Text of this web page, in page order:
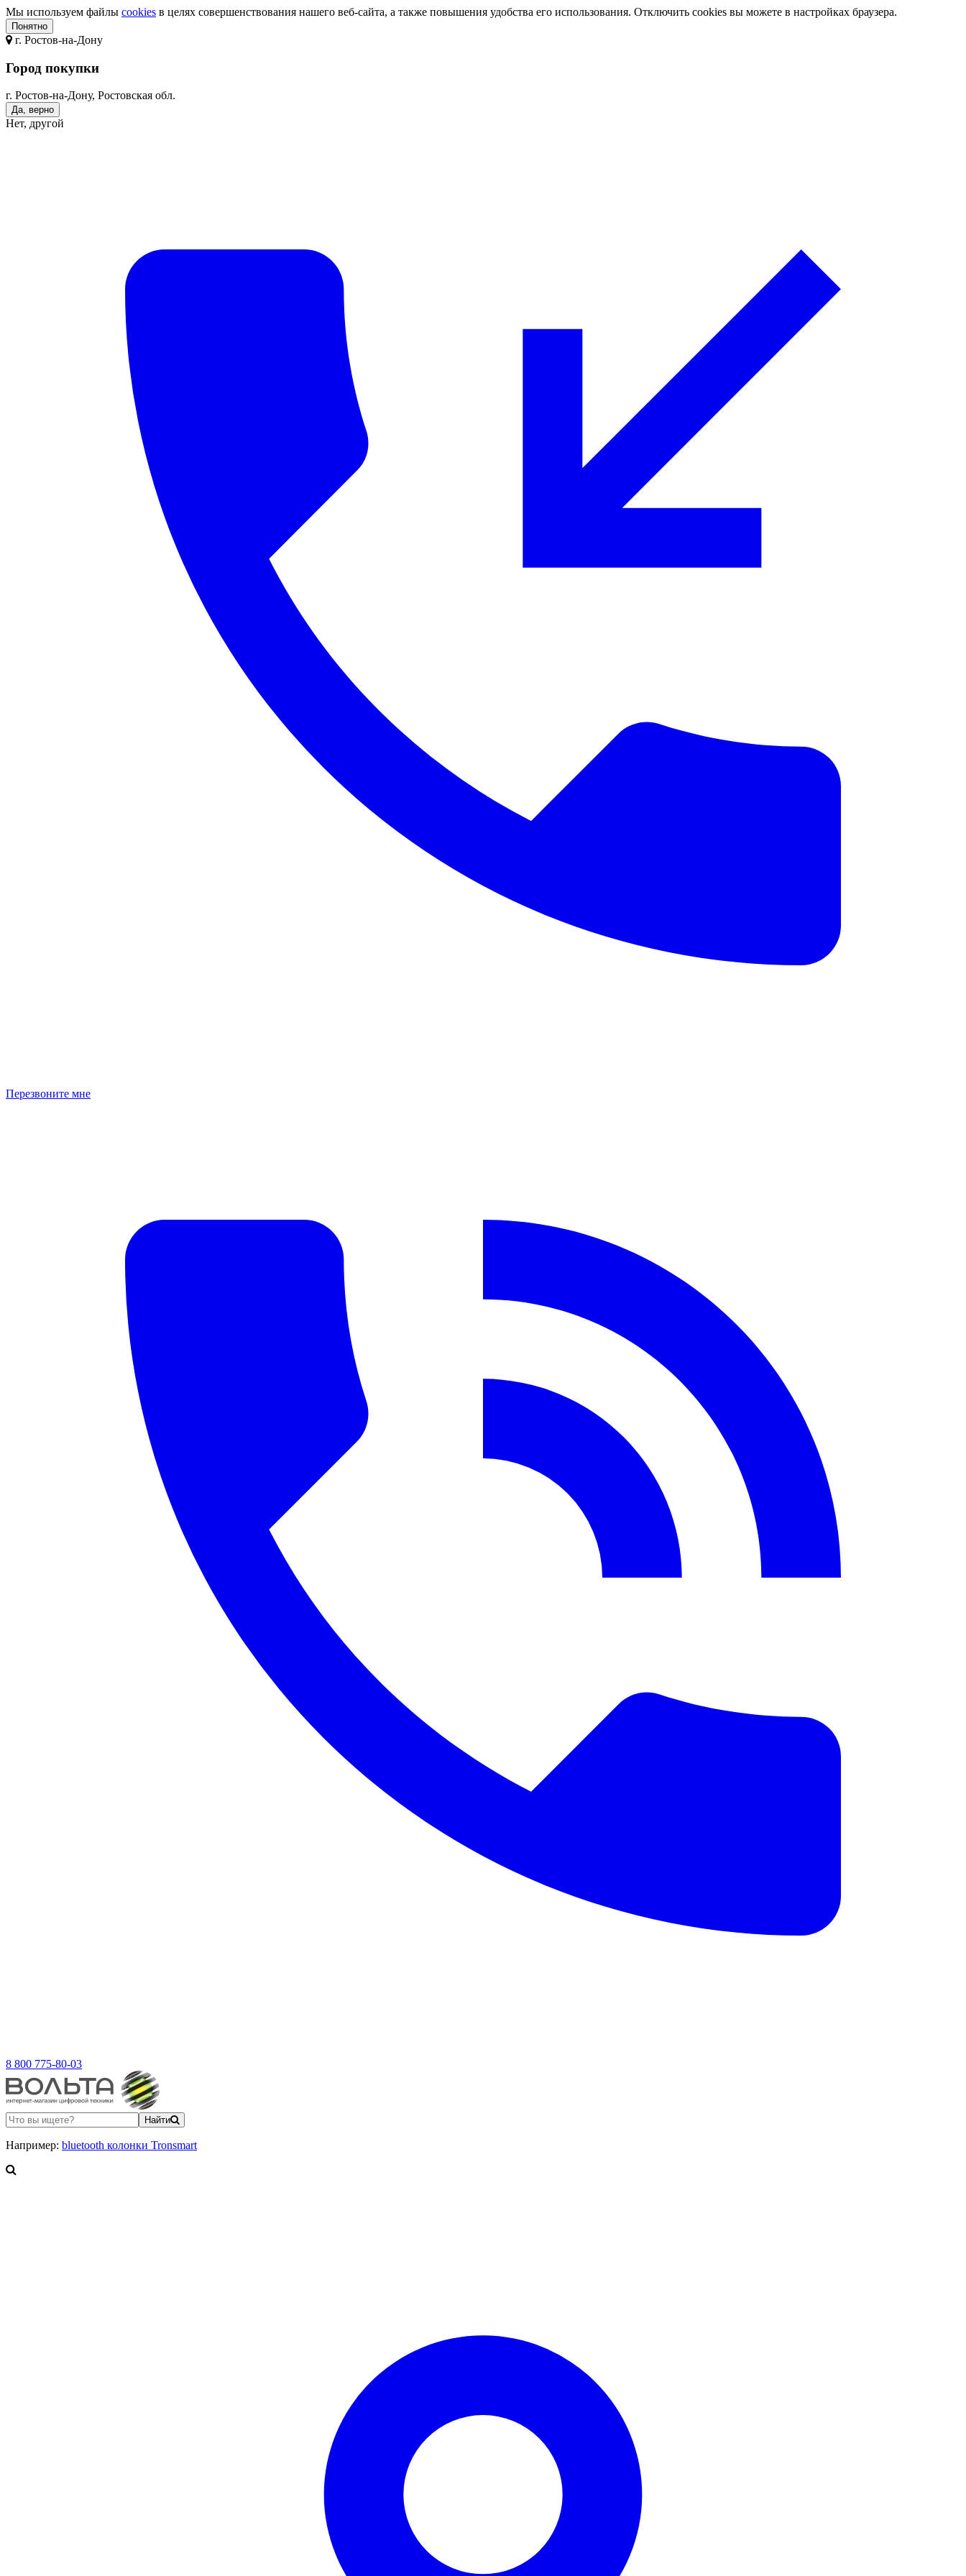
Мы используем файлы cookies в целях совершенствования нашего веб-сайта, а также повышения удобства его использования. Отключить cookies вы можете в настройках браузера.
Понятно
г. Ростов-на-Дону
Город покупки
г. Ростов-на-Дону, Ростовская обл.
Да, верно
Нет, другой
Перезвоните мне
8 800 775-80-03
Найти
Например: bluetooth колонки Tronsmart